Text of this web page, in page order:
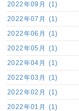
2022年09月 (1)
2022年07月 (1)
2022年06月 (1)
2022年05月 (1)
2022年04月 (1)
2022年03月 (1)
2022年02月 (1)
2022年01月 (1)